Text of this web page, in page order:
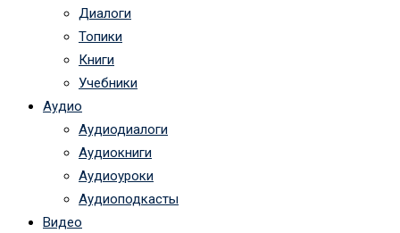
Диалоги
Топики
Книги
Учебники
Аудио
Аудиодиалоги
Аудиокниги
Аудиоуроки
Аудиоподкасты
Видео